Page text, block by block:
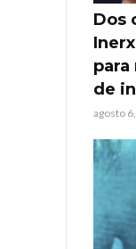
Dos
de
agosto